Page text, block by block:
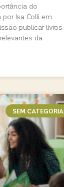
do
por Isa Colli em
publicar livros
da
SEM CATEGORIA